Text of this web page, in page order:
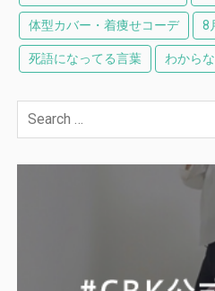
体型カバー・着痩せコーデ 8
死語になってる言葉 わから